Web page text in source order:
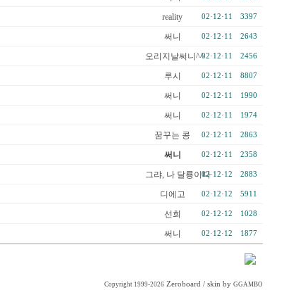
reality 02·12·11 3397
써니 02·12·11 2643
오리지날써니^^02·12·11 2456
루시 02·12·11 8807
써니 02·12·11 1990
써니 02·12·11 1974
꿈꾸는 콩 02·12·11 2863
써니 02·12·11 2358
그랴, 나 달룡이다02·12·12 2883
디에고 02·12·12 5911
선희 02·12·12 1028
써니 02·12·12 1877
Copyright 1999-2026 Zeroboard / skin by GGAMBO